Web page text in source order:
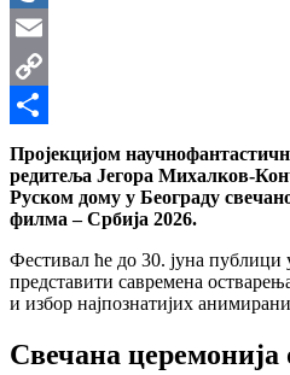
Mail.Ru
Email
Copy
Link
Share
Пројекцијом
редитеља Јегора Михалков-
Руском дому у Београду
филма – Србија 2026.
Фестивал ће до 30. јуна публици
представити савремена
и избор најпознатијих
Свечана церемонија